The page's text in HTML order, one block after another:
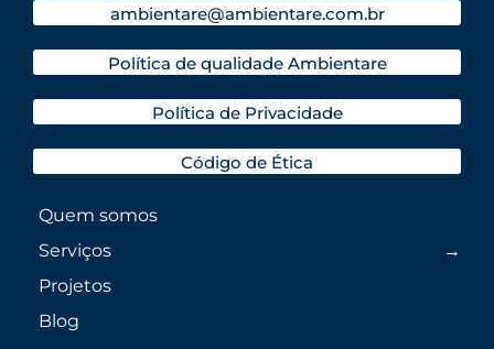
ambientare@ambientare.com.br
Política de qualidade Ambientare
Política de Privacidade
Código de Ética
Quem somos
Serviços
Projetos
Blog